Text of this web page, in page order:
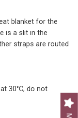
blanket for the
is a slit in the
straps are routed
30°C, do not